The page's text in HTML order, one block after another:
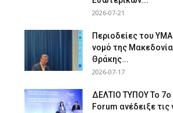
2026-07-21
Περιοδείες του
νομό της
Θράκης...
2026-07-17
ΔΕΛΤΙΟ ΤΥΠΟΥ Το 7ο
Forum ανέδειξε τις